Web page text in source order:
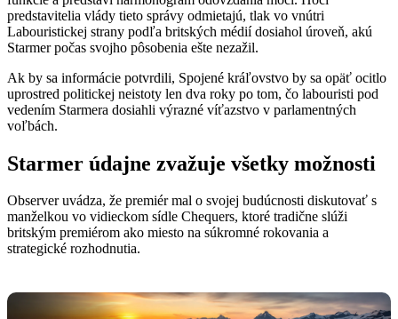
predstavitelia vlády tieto správy odmietajú, tlak vo vnútri
Labouristickej strany podľa britských médií dosiahol úroveň, akú
Starmer počas svojho pôsobenia ešte nezažil.
Ak by sa informácie potvrdili, Spojené kráľovstvo by sa opäť ocitlo
uprostred politickej neistoty len dva roky po tom, čo labouristi pod
vedením Starmera dosiahli výrazné víťazstvo v parlamentných
voľbách.
Starmer údajne zvažuje všetky možnosti
Observer uvádza, že premiér mal o svojej budúcnosti diskutovať s
manželkou vo vidieckom sídle Chequers, ktoré tradične slúži
britským premiérom ako miesto na súkromné rokovania a
strategické rozhodnutia.